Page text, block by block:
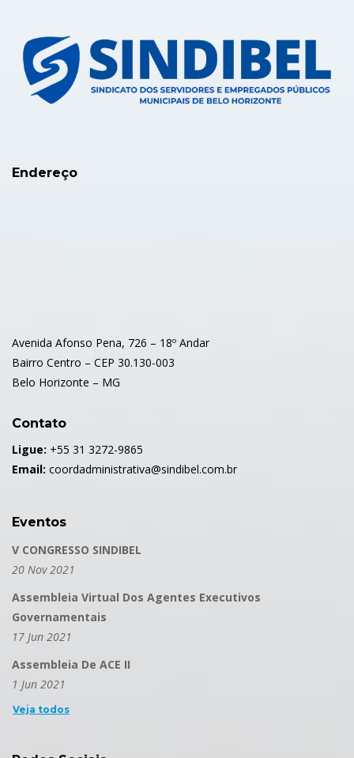
Endereço
Avenida Afonso Pena, 726 – 18º Andar
Bairro Centro – CEP 30.130-003
Belo Horizonte – MG
Contato
Ligue: +55 31 3272-9865
Email: coordadministrativa@sindibel.com.br
Eventos
V CONGRESSO SINDIBEL
20 Nov 2021
Assembleia Virtual Dos Agentes Executivos
Governamentais
17 Jun 2021
Assembleia De ACE II
1 Jun 2021
Veja todos